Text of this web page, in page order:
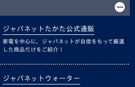
ジャパネットたかた公式通販
家電を中心に、ジャパネットが自信をもって厳選
した商品だけをご紹介！
ジャパネットウォーター